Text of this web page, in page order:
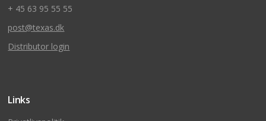
+ 45 63 95 55 55
post@texas.dk
Distributor login
Links